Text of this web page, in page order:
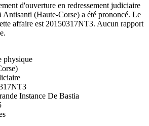
d'ouverture en redressement judiciaire
Antisanti (Haute-Corse) a été prononcé. Le
affaire est 20150317NT3. Aucun rapport
physique
Instance De Bastia